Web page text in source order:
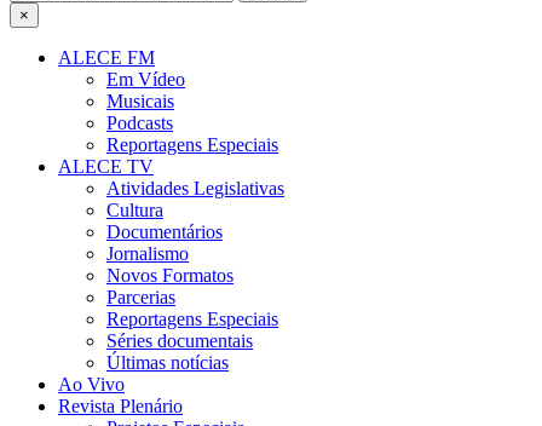
×
ALECE FM
Em Vídeo
Musicais
Podcasts
Reportagens Especiais
ALECE TV
Atividades Legislativas
Cultura
Documentários
Jornalismo
Novos Formatos
Parcerias
Reportagens Especiais
Séries documentais
Últimas notícias
Ao Vivo
Revista Plenário